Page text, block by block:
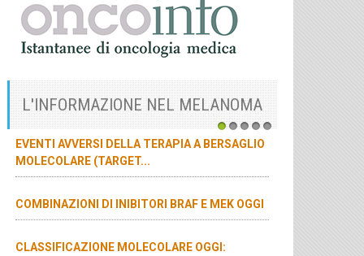
L'INFORMAZIONE NEL MELANOMA
1 2 3 4 5
EVENTI AVVERSI DELLA TERAPIA A BERSAGLIO
MOLECOLARE (TARGET...
COMBINAZIONI DI INIBITORI BRAF E MEK OGGI
CLASSIFICAZIONE MOLECOLARE OGGI: